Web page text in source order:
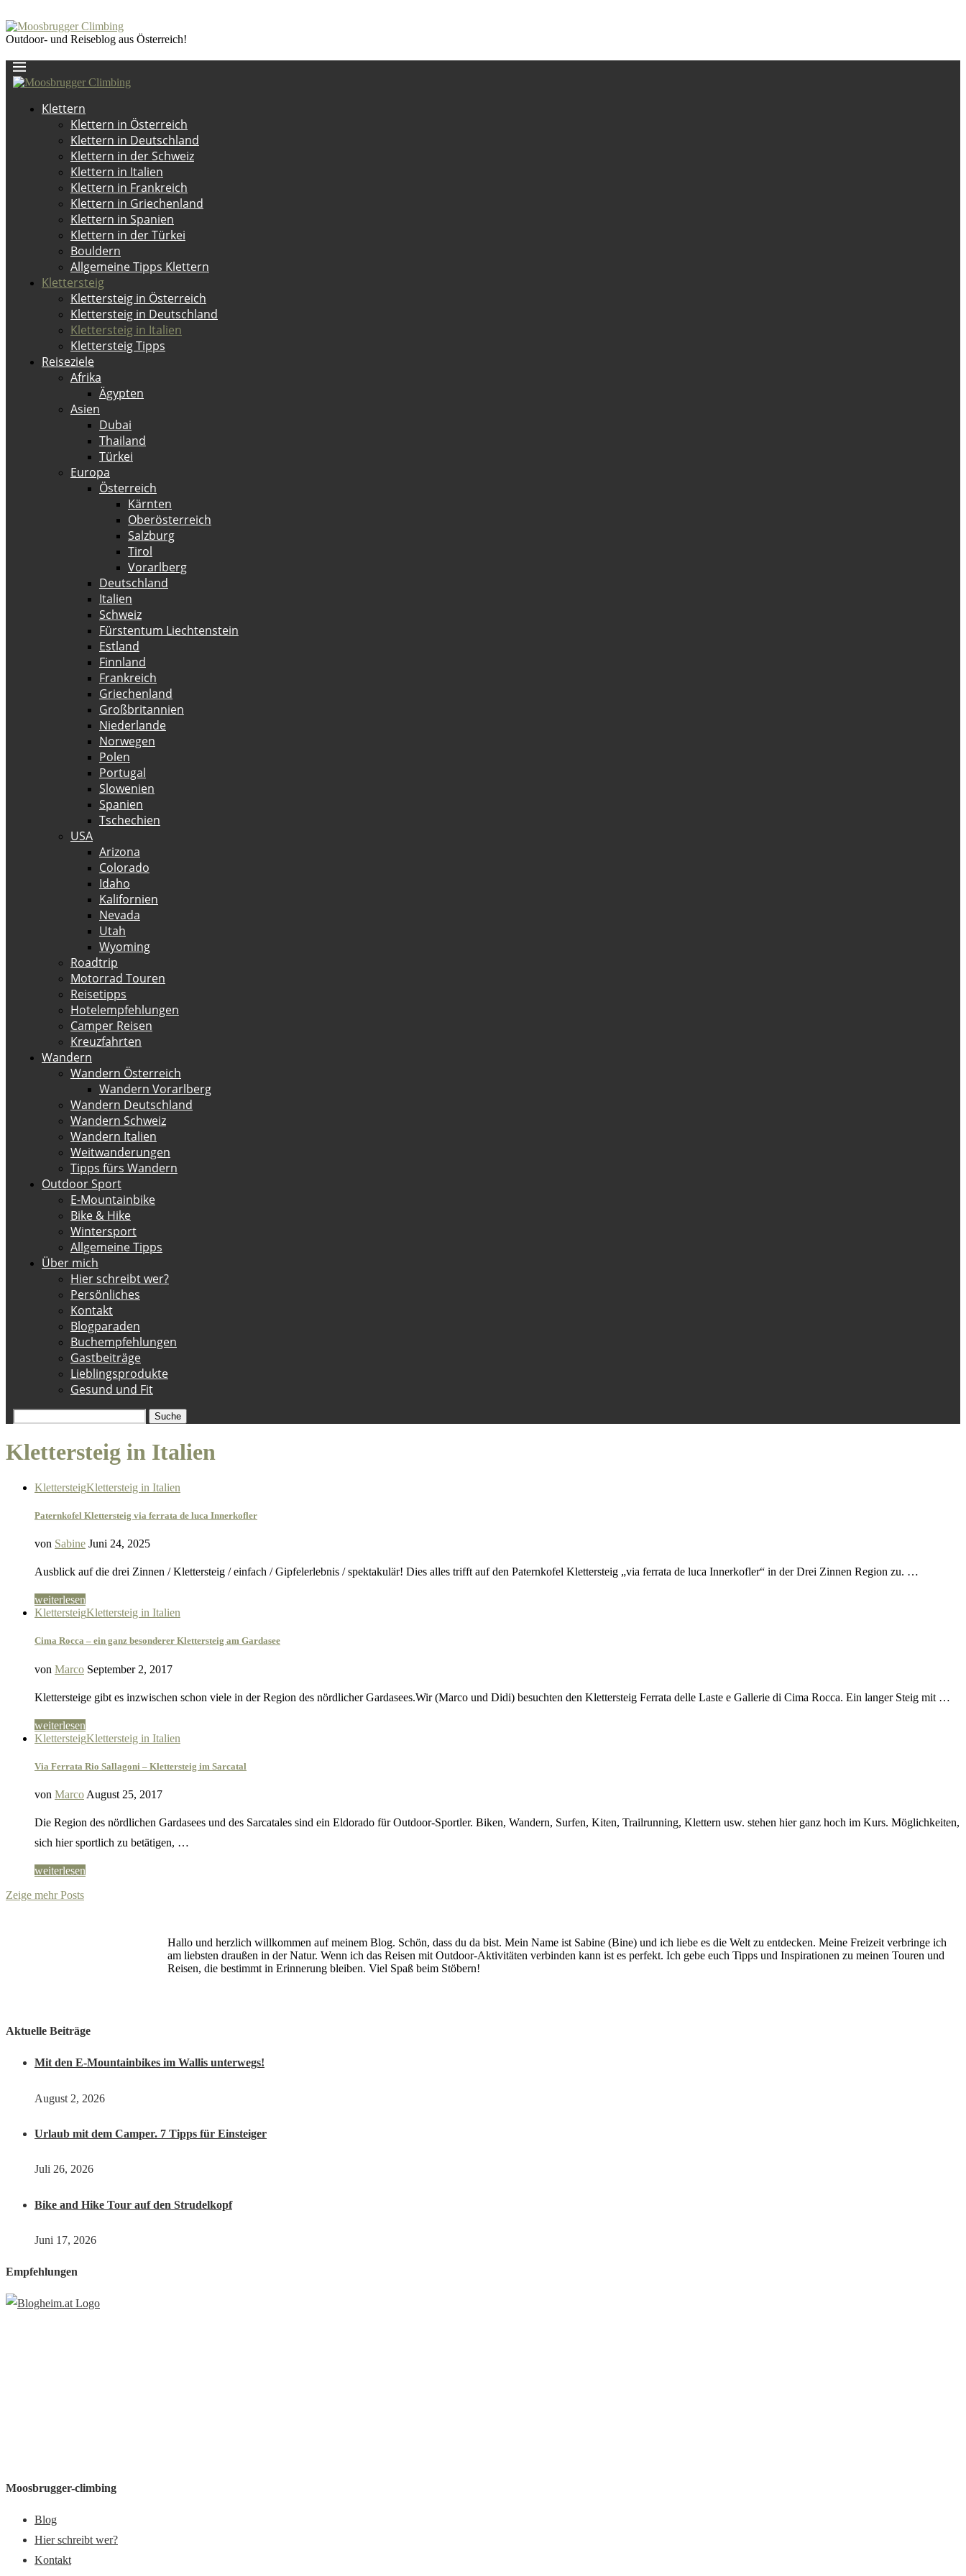
Outdoor- und Reiseblog aus Österreich!
Klettern
Klettern in Österreich
Klettern in Deutschland
Klettern in der Schweiz
Klettern in Italien
Klettern in Frankreich
Klettern in Griechenland
Klettern in Spanien
Klettern in der Türkei
Bouldern
Allgemeine Tipps Klettern
Klettersteig
Klettersteig in Österreich
Klettersteig in Deutschland
Klettersteig in Italien
Klettersteig Tipps
Reiseziele
Afrika
Ägypten
Asien
Dubai
Thailand
Türkei
Europa
Österreich
Kärnten
Oberösterreich
Salzburg
Tirol
Vorarlberg
Deutschland
Italien
Schweiz
Fürstentum Liechtenstein
Estland
Finnland
Frankreich
Griechenland
Großbritannien
Niederlande
Norwegen
Polen
Portugal
Slowenien
Spanien
Tschechien
USA
Arizona
Colorado
Idaho
Kalifornien
Nevada
Utah
Wyoming
Roadtrip
Motorrad Touren
Reisetipps
Hotelempfehlungen
Camper Reisen
Kreuzfahrten
Wandern
Wandern Österreich
Wandern Vorarlberg
Wandern Deutschland
Wandern Schweiz
Wandern Italien
Weitwanderungen
Tipps fürs Wandern
Outdoor Sport
E-Mountainbike
Bike & Hike
Wintersport
Allgemeine Tipps
Über mich
Hier schreibt wer?
Persönliches
Kontakt
Blogparaden
Buchempfehlungen
Gastbeiträge
Lieblingsprodukte
Gesund und Fit
Suche
Klettersteig in Italien
KlettersteigKlettersteig in Italien
Paternkofel Klettersteig via ferrata de luca Innerkofler
von Sabine Juni 24, 2025
Ausblick auf die drei Zinnen / Klettersteig / einfach / Gipfelerlebnis / spektakulär! Dies alles trifft auf den Paternkofel Klettersteig „via ferrata de luca Innerkofler“ in der Drei Zinnen Region zu. …
weiterlesen
KlettersteigKlettersteig in Italien
Cima Rocca – ein ganz besonderer Klettersteig am Gardasee
von Marco September 2, 2017
Klettersteige gibt es inzwischen schon viele in der Region des nördlicher Gardasees.Wir (Marco und Didi) besuchten den Klettersteig Ferrata delle Laste e Gallerie di Cima Rocca. Ein langer Steig mit …
weiterlesen
KlettersteigKlettersteig in Italien
Via Ferrata Rio Sallagoni – Klettersteig im Sarcatal
von Marco August 25, 2017
Die Region des nördlichen Gardasees und des Sarcatales sind ein Eldorado für Outdoor-Sportler. Biken, Wandern, Surfen, Kiten, Trailrunning, Klettern usw. stehen hier ganz hoch im Kurs. Möglichkeiten,
sich hier sportlich zu betätigen, …
weiterlesen
Zeige mehr Posts
Hallo und herzlich willkommen auf meinem Blog. Schön, dass du da bist. Mein Name ist Sabine (Bine) und ich liebe es die Welt zu entdecken. Meine Freizeit verbringe ich
am liebsten draußen in der Natur. Wenn ich das Reisen mit Outdoor-Aktivitäten verbinden kann ist es perfekt. Ich gebe euch Tipps und Inspirationen zu meinen Touren und
Reisen, die bestimmt in Erinnerung bleiben. Viel Spaß beim Stöbern!
Aktuelle Beiträge
Mit den E-Mountainbikes im Wallis unterwegs!
August 2, 2026
Urlaub mit dem Camper. 7 Tipps für Einsteiger
Juli 26, 2026
Bike and Hike Tour auf den Strudelkopf
Juni 17, 2026
Empfehlungen
Moosbrugger-climbing
Blog
Hier schreibt wer?
Kontakt